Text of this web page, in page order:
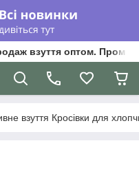
взуття оптом.
взуття Кросівки для